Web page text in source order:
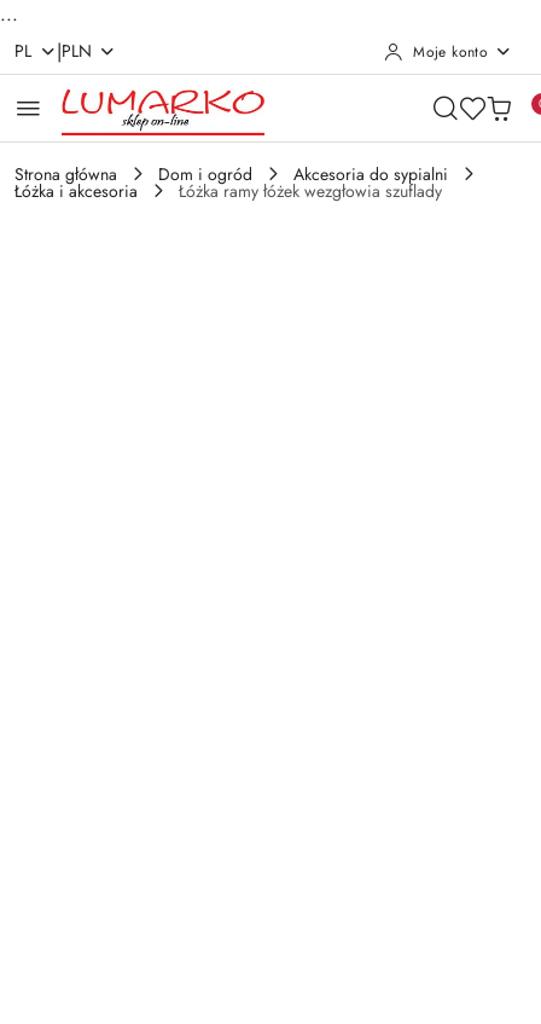
...
Przejdź do treści głównej
Przejdź do wyszukiwarki
Przejdź do moje konto
Przejdź do menu głównego
Przejdź do opisu produktu
Przejdź do stopki
PL |PLN Moje konto
Strona główna Dom i ogród Akcesoria do sypialni
Łóżka i akcesoria Łóżka ramy łóżek wezgłowia szuflady